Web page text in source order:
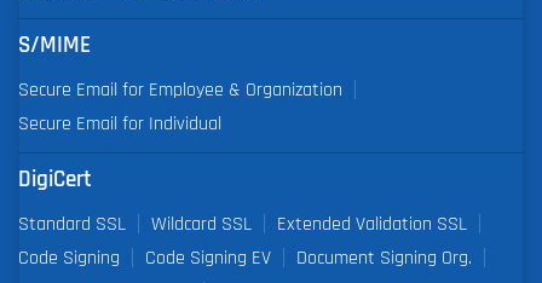
S/MIME
Secure Email for Employee & Organization
Secure Email for Individual
DigiCert
Standard SSL Wildcard SSL
Extended Validation SSL
Code Signing
Code Signing EV
Document Signing Org.